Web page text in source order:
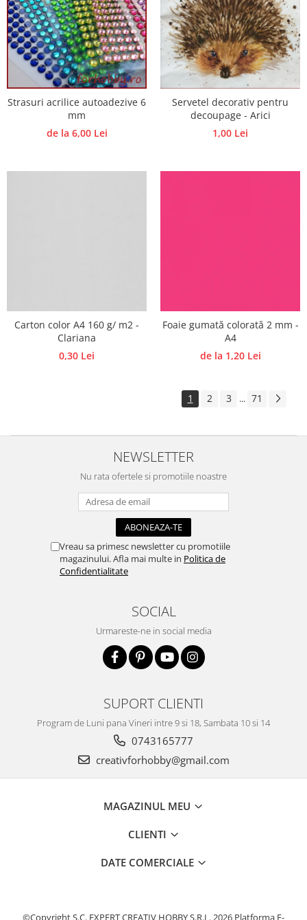
Strasuri acrilice autoadezive 6
mm
de la 6,00 Lei
Servetel decorativ pentru
decoupage - Arici
1,00 Lei
Carton color A4 160 g/ m2 -
Clariana
0,30 Lei
Foaie gumată colorată 2 mm -
A4
de la 1,20 Lei
1 2 3 ... 71
NEWSLETTER
Nu rata ofertele si promotiile noastre
Vreau sa primesc newsletter cu promotiile
magazinului. Afla mai multe in Politica de
Confidentialitate
SOCIAL
Urmareste-ne in social media
SUPORT CLIENTI
Program de Luni pana Vineri intre 9 si 18, Sambata 10 si 14
0743165777
creativforhobby@gmail.com
MAGAZINUL MEU
CLIENTI
DATE COMERCIALE
©Copyright S.C. EXPERT CREATIV HOBBY S.R.L. 2026 Platforma E-